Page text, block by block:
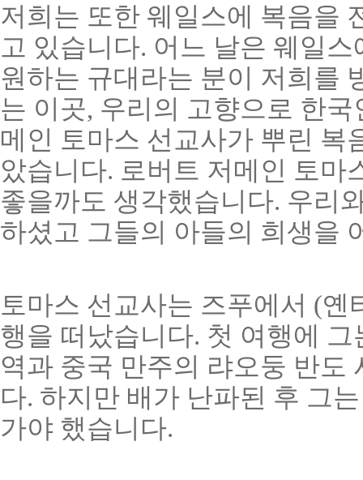
저희는 또한 웨일스에 복음을
고 있습니다. 어느 날은 웨일
원하는 규대라는 분이 저희를
는 이곳, 우리의 고향으로 한
메인 토마스 선교사가 뿌린 복
았습니다. 로버트 저메인 토마
좋을까도 생각했습니다. 우리
하셨고 그들의 아들의 희생을
토마스 선교사는 즈푸에서 (
행을 떠났습니다. 첫 여행에
역과 중국 만주의 랴오둥 반도
다. 하지만 배가 난파된 후 그
가야 했습니다.